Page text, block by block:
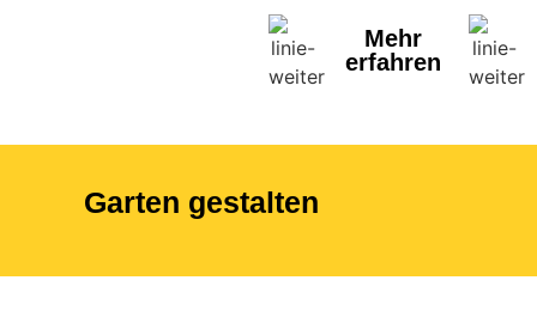
Mehr
erfahren
Garten gestalten